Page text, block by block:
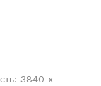
3840 x